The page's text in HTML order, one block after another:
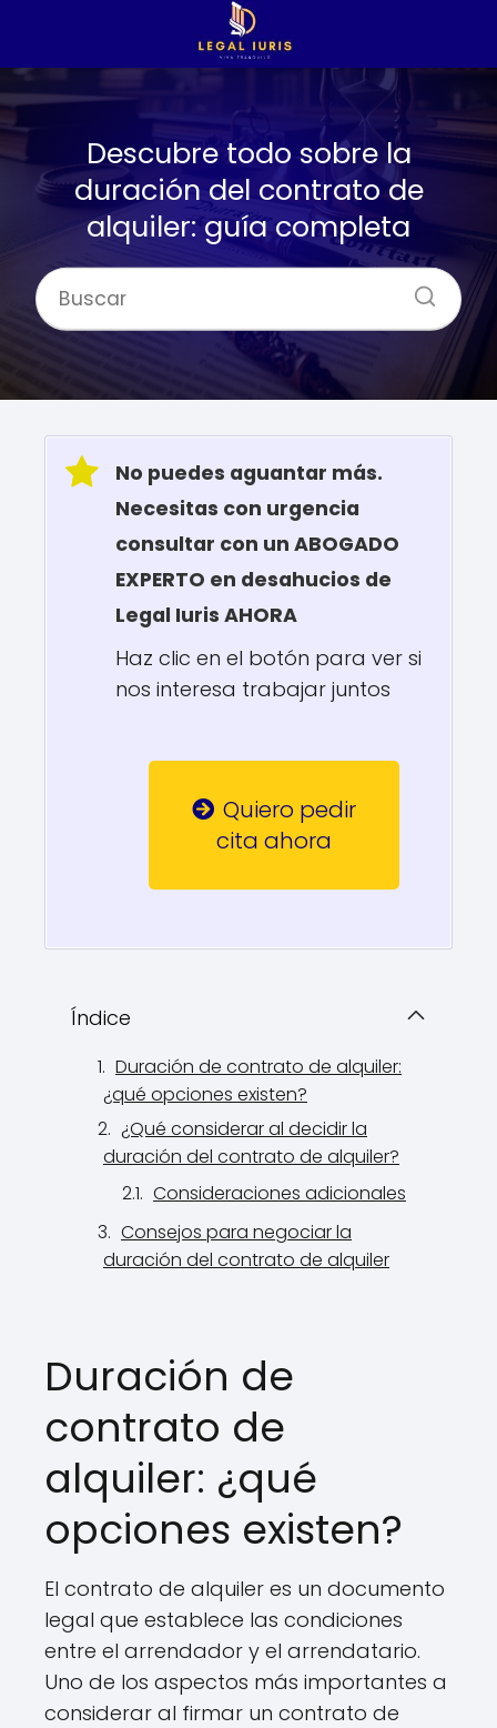
Descubre todo sobre la
duración del contrato de
alquiler: guía completa
No puedes aguantar más.
Necesitas con urgencia
consultar con un ABOGADO
EXPERTO en desahucios de
Legal Iuris AHORA
Haz clic en el botón para ver si
nos interesa trabajar juntos
Quiero pedir
cita ahora
Índice
Duración de contrato de alquiler:
¿qué opciones existen?
¿Qué considerar al decidir la
duración del contrato de alquiler?
Consideraciones adicionales
Consejos para negociar la
duración del contrato de alquiler
Duración de
contrato de
alquiler: ¿qué
opciones existen?
El contrato de alquiler es un documento
legal que establece las condiciones
entre el arrendador y el arrendatario.
Uno de los aspectos más importantes a
considerar al firmar un contrato de